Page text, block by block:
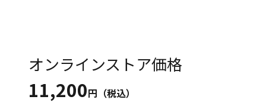
オンラインストア価格
11,200円（税込）